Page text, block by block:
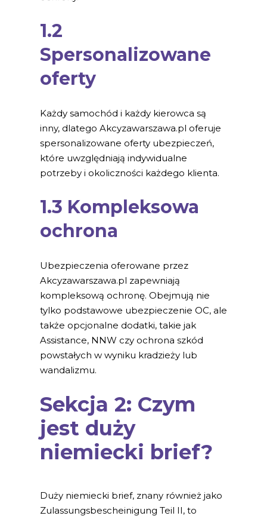
1.2
Spersonalizowane
oferty
Każdy samochód i każdy kierowca są
inny, dlatego Akcyzawarszawa.pl oferuje
spersonalizowane oferty ubezpieczeń,
które uwzględniają indywidualne
potrzeby i okoliczności każdego klienta.
1.3 Kompleksowa
ochrona
Ubezpieczenia oferowane przez
Akcyzawarszawa.pl zapewniają
kompleksową ochronę. Obejmują nie
tylko podstawowe ubezpieczenie OC, ale
także opcjonalne dodatki, takie jak
Assistance, NNW czy ochrona szkód
powstałych w wyniku kradzieży lub
wandalizmu.
Sekcja 2: Czym
jest duży
niemiecki brief?
Duży niemiecki brief, znany również jako
Zulassungsbescheinigung Teil II, to